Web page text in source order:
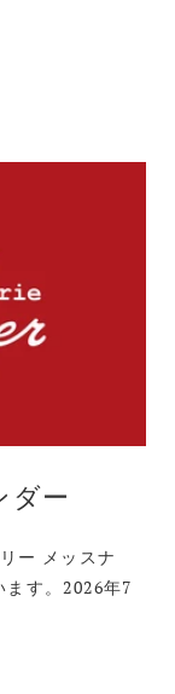
ダー
ー メッスナ
す。2026年7